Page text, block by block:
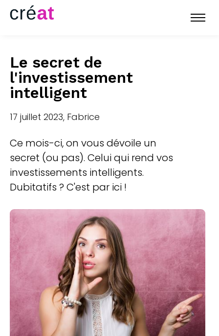
Le secret de
l'investissement
intelligent
17 juillet 2023, Fabrice
Ce mois-ci, on vous dévoile un
secret (ou pas). Celui qui rend vos
investissements intelligents.
Dubitatifs ? C'est par ici !